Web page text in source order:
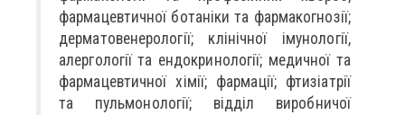
фармацевтичної ботаніки та фармакогнозії;
дерматовенерології; клінічної імунології,
алергології та ендокринології; медичної та
фармацевтичної хімії; фармації; фтизіатрії
та пульмонології; відділ виробничої